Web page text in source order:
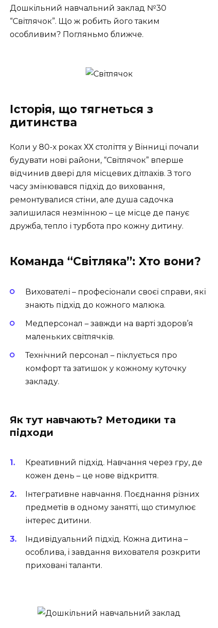
Дошкільний навчальний заклад №30
“Світлячок”. Що ж робить його таким
особливим? Погляньмо ближче.
Історія, що тягнеться з
дитинства
Коли у 80-х роках ХХ століття у Вінниці почали
будувати нові райони, “Світлячок” вперше
відчинив двері для місцевих дітлахів. З того
часу змінювався підхід до виховання,
ремонтувалися стіни, але душа садочка
залишилася незмінною – це місце де панує
дружба, тепло і турбота про кожну дитину.
Команда “Світляка”: Хто вони?
Вихователі – професіонали своєї справи, які
знають підхід до кожного малюка.
Медперсонал – завжди на варті здоров’я
маленьких світлячків.
Технічний персонал – піклується про
комфорт та затишок у кожному куточку
закладу.
Як тут навчають? Методики та
підходи
Креативний підхід. Навчання через гру, де
кожен день – це нове відкриття.
Інтегративне навчання. Поєднання різних
предметів в одному занятті, що стимулює
інтерес дитини.
Індивідуальний підхід. Кожна дитина –
особлива, і завдання вихователя розкрити
приховані таланти.